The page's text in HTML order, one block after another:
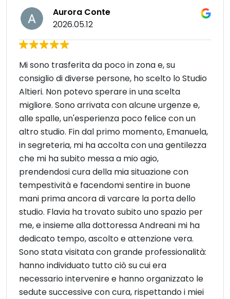
Aurora Conte
2026.05.12
Mi sono trasferita da poco in zona e, su
consiglio di diverse persone, ho scelto lo Studio
Altieri. Non potevo sperare in una scelta
migliore. Sono arrivata con alcune urgenze e,
alle spalle, un'esperienza poco felice con un
altro studio. Fin dal primo momento, Emanuela,
in segreteria, mi ha accolta con una gentilezza
che mi ha subito messa a mio agio,
prendendosi cura della mia situazione con
tempestività e facendomi sentire in buone
mani prima ancora di varcare la porta dello
studio. Flavia ha trovato subito uno spazio per
me, e insieme alla dottoressa Andreani mi ha
dedicato tempo, ascolto e attenzione vera.
Sono stata visitata con grande professionalità:
hanno individuato tutto ciò su cui era
necessario intervenire e hanno organizzato le
sedute successive con cura, rispettando i miei